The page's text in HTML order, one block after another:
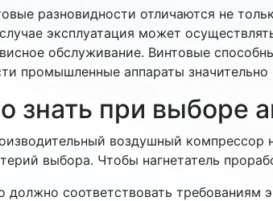
разновидности отличаются не
эксплуатация может
обслуживание. Винтовые
промышленные аппараты
знать при выборе
воздушный компрессор
выбора. Чтобы нагнетатель
должно соответствовать требованиям